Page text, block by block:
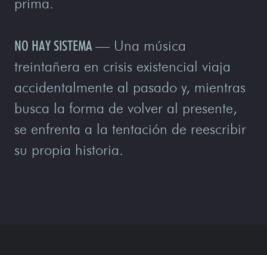
NO HAY SISTEMA — Una música
treintañera en crisis existencial viaja
accidentalmente al pasado y, mientras
busca la forma de volver al presente,
se enfrenta a la tentación de reescribir
su propia historia.